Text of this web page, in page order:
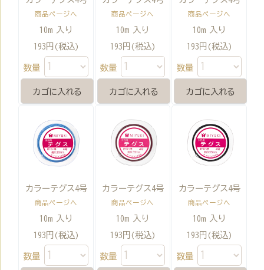
商品ページへ
10m 入り
193円(税込)
数量
商品ページへ
10m 入り
193円(税込)
数量
商品ページへ
10m 入り
193円(税込)
数量
カラーテグス4号
商品ページへ
10m 入り
193円(税込)
数量
カラーテグス4号
商品ページへ
10m 入り
193円(税込)
数量
カラーテグス4号
商品ページへ
10m 入り
193円(税込)
数量